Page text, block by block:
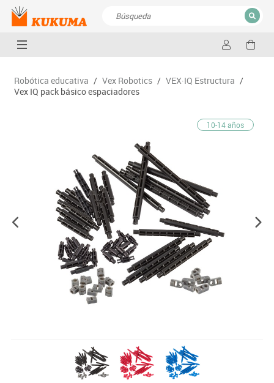
CERRAR
Robótica educativa / Vex Robotics / VEX·IQ Estructura /
Vex IQ pack básico espaciadores
10-14 años